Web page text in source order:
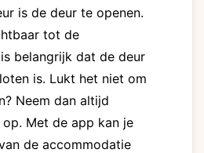
is de deur te openen.
tot de
belangrijk dat de deur
is. Lukt het niet om
Neem dan altijd
Met de app kan je
de accommodatie